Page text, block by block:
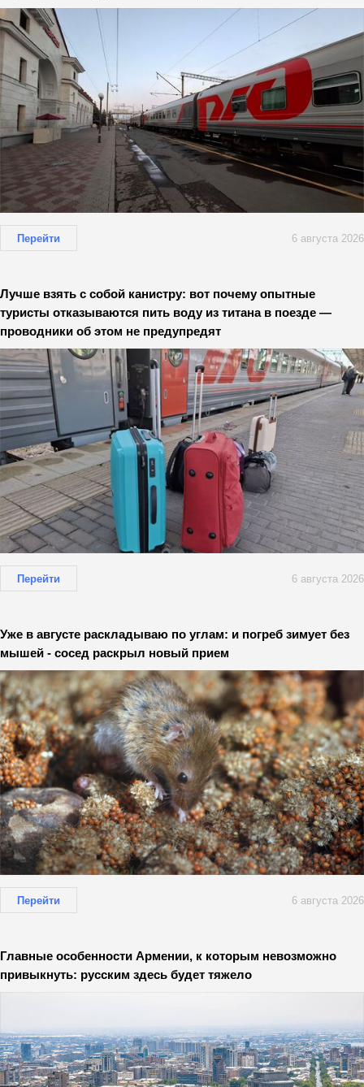
Перейти 6 августа 2026
Лучше взять с собой канистру: вот почему опытные
туристы отказываются пить воду из титана в поезде —
проводники об этом не предупредят
Перейти 6 августа 2026
Уже в августе раскладываю по углам: и погреб зимует без
мышей - сосед раскрыл новый прием
Перейти 6 августа 2026
Главные особенности Армении, к которым невозможно
привыкнуть: русским здесь будет тяжело